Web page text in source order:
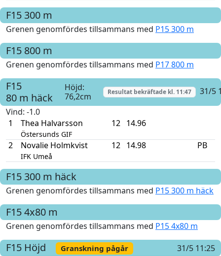
F15 300 m
Grenen genomfördes tillsammans med P15 300 m
F15 800 m
Grenen genomfördes tillsammans med P17 800 m
F15
80 m häck
Höjd:
76,2cm
Resultat bekräftade kl.11:47
31/5
Vind: -1.0
1
Thea Halvarsson
Östersunds GIF
12 14.96
2 Novalie Holmkvist
IFK Umeå
12 14.98 PB
F15 300 m häck
Grenen genomfördes tillsammans med P15 300 m häck
F154x80 m
Grenen genomfördes tillsammans med P15 4x80 m
F15 Höjd Granskning pågår
31/5 11:25